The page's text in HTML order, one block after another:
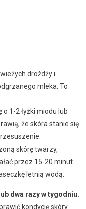
drożdży i
mleka. To
1-2 łyżki miodu lub
że skóra stanie się
skórę twarzy,
przez 15-20 minut.
letnią wodą.
dwa razy w tygodniu.
kondycję skóry